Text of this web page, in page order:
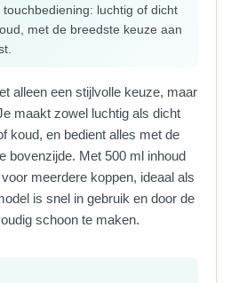
luchtig of dicht
met de breedste keuze aan
alleen een stijlvolle keuze, maar
maakt zowel luchtig als dicht
koud, en bedient alles met de
bovenzijde. Met 500 ml inhoud
meerdere koppen, ideaal als
is snel in gebruik en door de
schoon te maken.